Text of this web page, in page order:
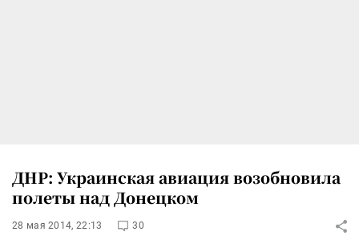
ДНР: Украинская авиация возобновила
полеты над Донецком
28 мая 2014, 22:13 30